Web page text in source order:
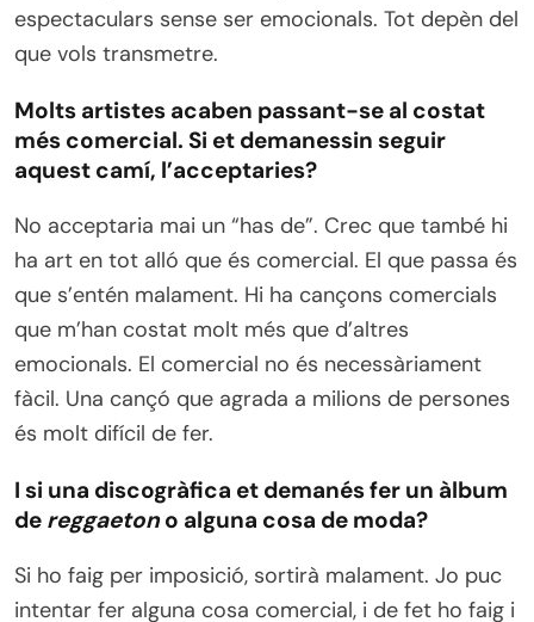
espectaculars sense ser emocionals. Tot depèn del
que vols transmetre.
Molts artistes acaben passant-se al costat
més comercial. Si et demanessin seguir
aquest camí, l’acceptaries?
No acceptaria mai un “has de”. Crec que també hi
ha art en tot alló que és comercial. El que passa és
que s’entén malament. Hi ha cançons comercials
que m’han costat molt més que d’altres
emocionals. El comercial no és necessàriament
fàcil. Una cançó que agrada a milions de persones
és molt difícil de fer.
I si una discogràfica et demanés fer un àlbum
de reggaetono alguna cosa de moda?
Si ho faig per imposició, sortirà malament. Jo puc
intentar fer alguna cosa comercial, i de fet ho faig i